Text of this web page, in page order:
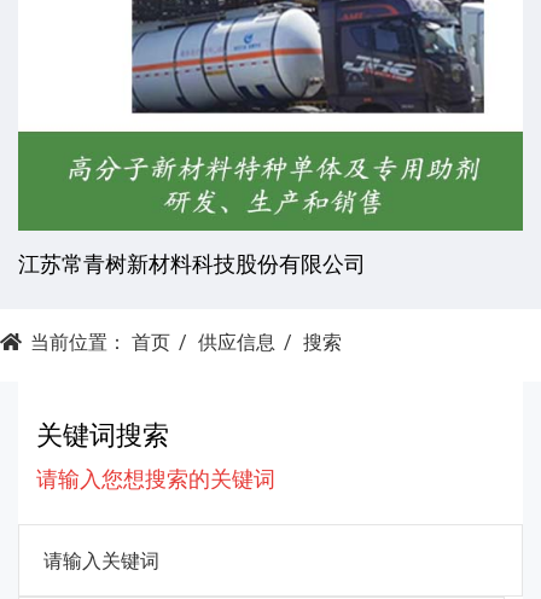
江苏常青树新材料科技股份有限公司
当前位置： 首页 供应信息 搜索
关键词搜索
请输入您想搜索的关键词